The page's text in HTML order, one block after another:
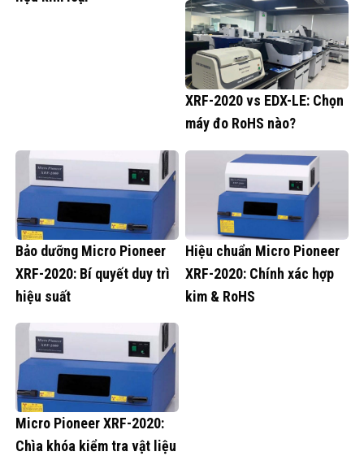
XRF-2020 vs EDX-LE: Chọn
máy đo RoHS nào?
Bảo dưỡng Micro Pioneer
XRF-2020: Bí quyết duy trì
hiệu suất
Hiệu chuẩn Micro Pioneer
XRF-2020: Chính xác hợp
kim & RoHS
Micro Pioneer XRF-2020:
Chìa khóa kiểm tra vật liệu